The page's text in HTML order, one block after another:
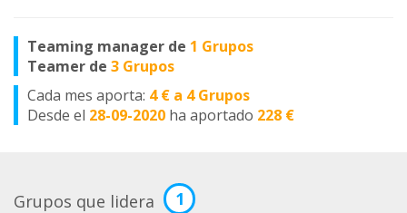
Teaming manager de 1 Grupos
Teamer de 3 Grupos
Cada mes aporta: 4 € a 4 Grupos
Desde el 28-09-2020 ha aportado 228 €
Grupos que lidera 1